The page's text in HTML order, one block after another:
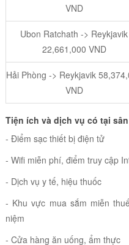
VND
Ubon Ratchath -> Reykjavik
22,661,000 VND
Hải Phòng -> Reykjavik
VND
Tiện ích và dịch vụ có tại
- Điểm sạc thiết bị điện tử
- Wifi miễn phí, điểm truy cập
- Dịch vụ y tế, hiệu thuốc
- Khu vực mua sắm miễn
niệm
- Cửa hàng ăn uống, ẩm thực